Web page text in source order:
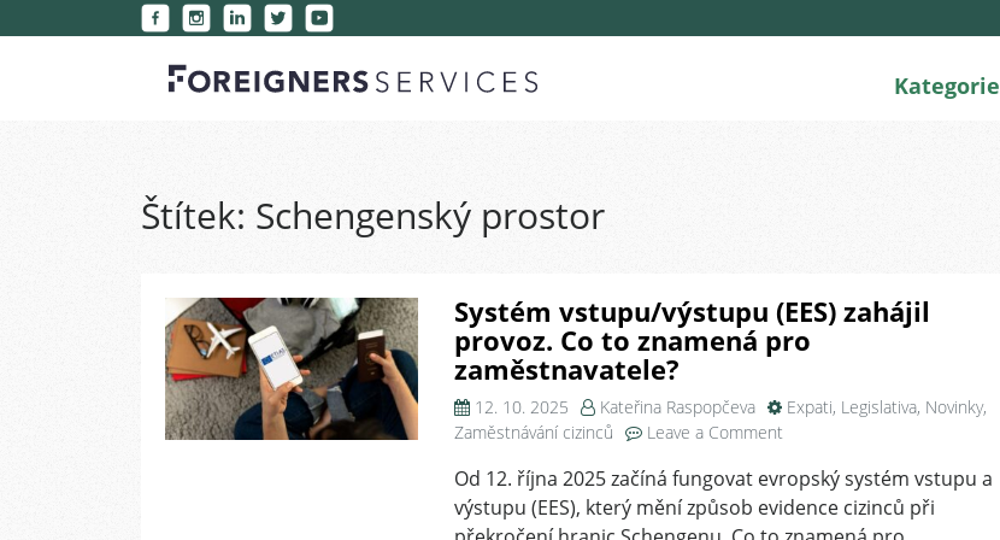
Kategorie
Štítek: Schengenský prostor
Systém vstupu/výstupu (EES) zahájil
provoz. Co to znamená pro
zaměstnavatele?
12. 10. 2025 Kateřina Raspopčeva Expati, Legislativa, Novinky,
Zaměstnávání cizinců
Leave a Commenton
vstupu/výstupu
(EES)
zahájil
Od 12. října 2025 začíná fungovat evropský systém vstupu a
výstupu (EES), který mění způsob evidence cizinců při